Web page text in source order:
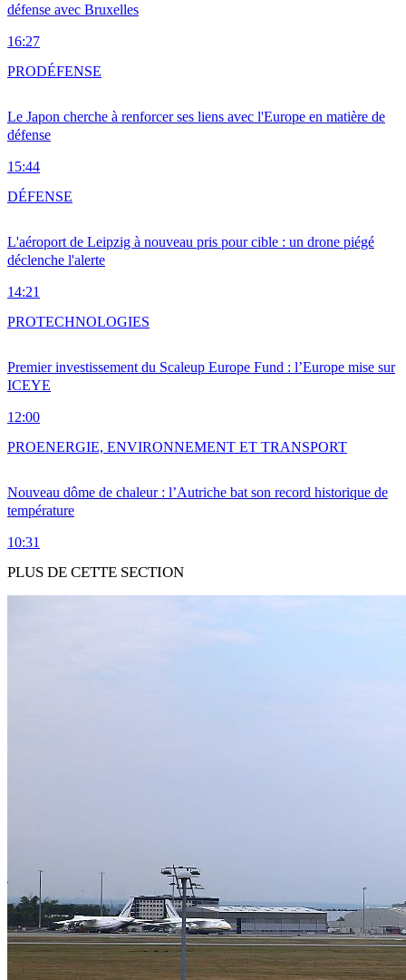
défense avec Bruxelles
16:27
Le Japon cherche à renforcer ses liens avec l'Europe en matière de
défense
15:44
PRODÉFENSE
L'aéroport de Leipzig à nouveau pris pour cible : un drone piégé
déclenche l'alerte
14:21
DÉFENSE
Premier investissement du Scaleup Europe Fund : l’Europe mise sur
ICEYE
12:00
PROTECHNOLOGIES
Nouveau dôme de chaleur : l’Autriche bat son record historique de
température
10:31
PROENERGIE, ENVIRONNEMENT ET TRANSPORT
PLUS DE CETTE SECTION